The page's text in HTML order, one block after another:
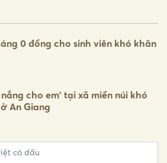
0 đồng cho sinh viên khó khăn
cho em' tại xã miền núi khó
An Giang